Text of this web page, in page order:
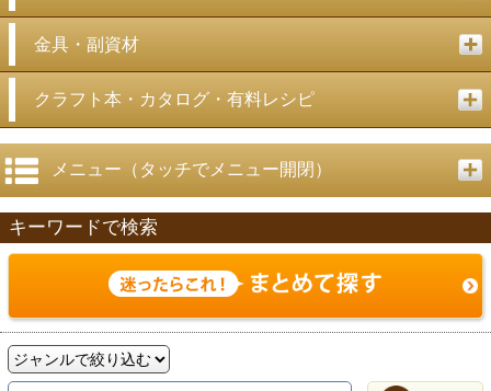
金具・副資材
クラフト本・カタログ・有料レシピ
メニュー（タッチでメニュー開閉）
キーワードで検索